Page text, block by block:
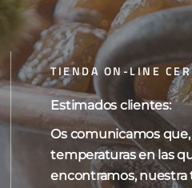
Tienda Chocolates
15 20
TIENDA ON-LINE
Estimados clientes:
Os comunicamos
temperaturas en las
encontramos, nuestra